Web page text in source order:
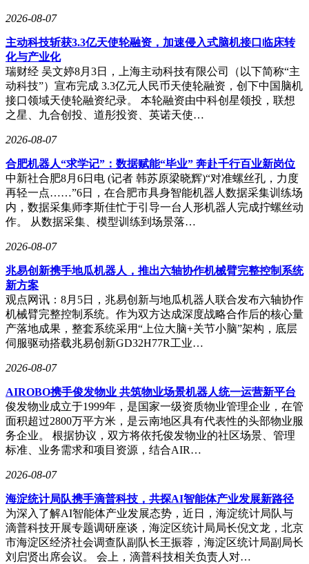
2026-08-07
主动科技斩获3.3亿天使轮融资，加速侵入式脑机接口临床转
化与产业化
瑞财经 吴文婷8月3日，上海主动科技有限公司（以下简称“主
动科技”）宣布完成 3.3亿元人民币天使轮融资，创下中国脑机
接口领域天使轮融资纪录。 本轮融资由中科创星领投，联想
之星、九合创投、道彤投资、英诺天使…
2026-08-07
合肥机器人“求学记”：数据赋能“毕业” 奔赴千行百业新岗位
中新社合肥8月6日电 (记者 韩苏原梁晓辉)“对准螺丝孔，力度
再轻一点……”6日，在合肥市具身智能机器人数据采集训练场
内，数据采集师李斯佳忙于引导一台人形机器人完成拧螺丝动
作。 从数据采集、模型训练到场景落…
2026-08-07
兆易创新携手地瓜机器人，推出六轴协作机械臂完整控制系统
新方案
观点网讯：8月5日，兆易创新与地瓜机器人联合发布六轴协作
机械臂完整控制系统。作为双方达成深度战略合作后的核心量
产落地成果，整套系统采用“上位大脑+关节小脑”架构，底层
伺服驱动搭载兆易创新GD32H77R工业…
2026-08-07
AIROBO携手俊发物业 共筑物业场景机器人统一运营新平台
俊发物业成立于1999年，是国家一级资质物业管理企业，在管
面积超过2800万平方米，是云南地区具有代表性的头部物业服
务企业。 根据协议，双方将依托俊发物业的社区场景、管理
标准、业务需求和项目资源，结合AIR…
2026-08-07
海淀统计局队携手滴普科技，共探AI智能体产业发展新路径
为深入了解AI智能体产业发展态势，近日，海淀统计局队与
滴普科技开展专题调研座谈，海淀区统计局局长倪文龙，北京
市海淀区经济社会调查队副队长王振蓉，海淀区统计局副局长
刘启贤出席会议。 会上，滴普科技相关负责人对…